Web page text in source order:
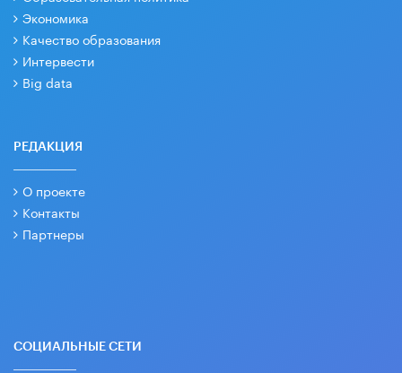
Экономика
Качество образования
Интервести
Big data
РЕДАКЦИЯ
О проекте
Контакты
Партнеры
СОЦИАЛЬНЫЕ СЕТИ